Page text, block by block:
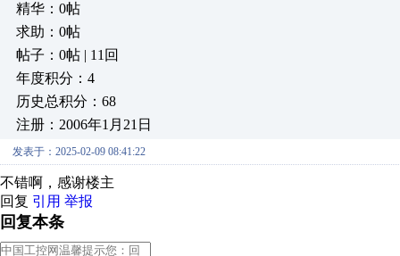
精华：0帖
求助：0帖
帖子：0帖 | 11回
年度积分：4
历史总积分：68
注册：2006年1月21日
发表于：2025-02-09 08:41:22
不错啊，感谢楼主
回复 引用 举报
回复本条